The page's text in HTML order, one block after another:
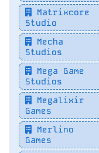
Matrixcore
Studio
Mecha
Studios
Mega Game
Studios
Megalixir
Games
Merlino
Games